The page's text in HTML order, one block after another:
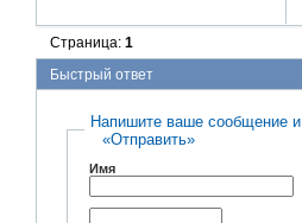
Страница:1
Быстрый ответ
Напишите ваше сообщение
«Отправить»
Имя